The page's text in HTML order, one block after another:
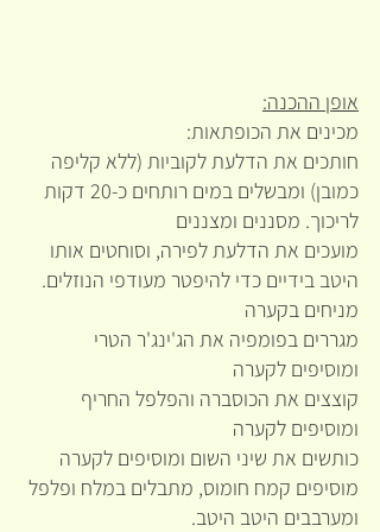
אופן ההכנה:
מכינים את הכופתאות:
חותכים את הדלעת לקוביות (ללא קליפה
כמובן) ומבשלים במים רותחים כ-20 דקות
לריכוך. מסננים ומצננים
מועכים את הדלעת לפירה, וסוחטים אותו
היטב בידיים כדי להיפטר מעודפי הנוזלים.
מניחים בקערה
מגררים בפומפיה את הג'ינג'ר הטרי
ומוסיפים לקערה
קוצצים את הכוסברה והפלפל החריף
ומוסיפים לקערה
כותשים את שיני השום ומוסיפים לקערה
מוסיפים קמח חומוס, מתבלים במלח ופלפל
ומערבבים היטב היטב.